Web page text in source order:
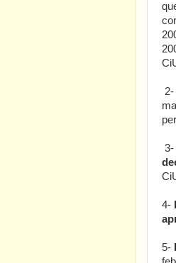
2-
3-
4-
5-